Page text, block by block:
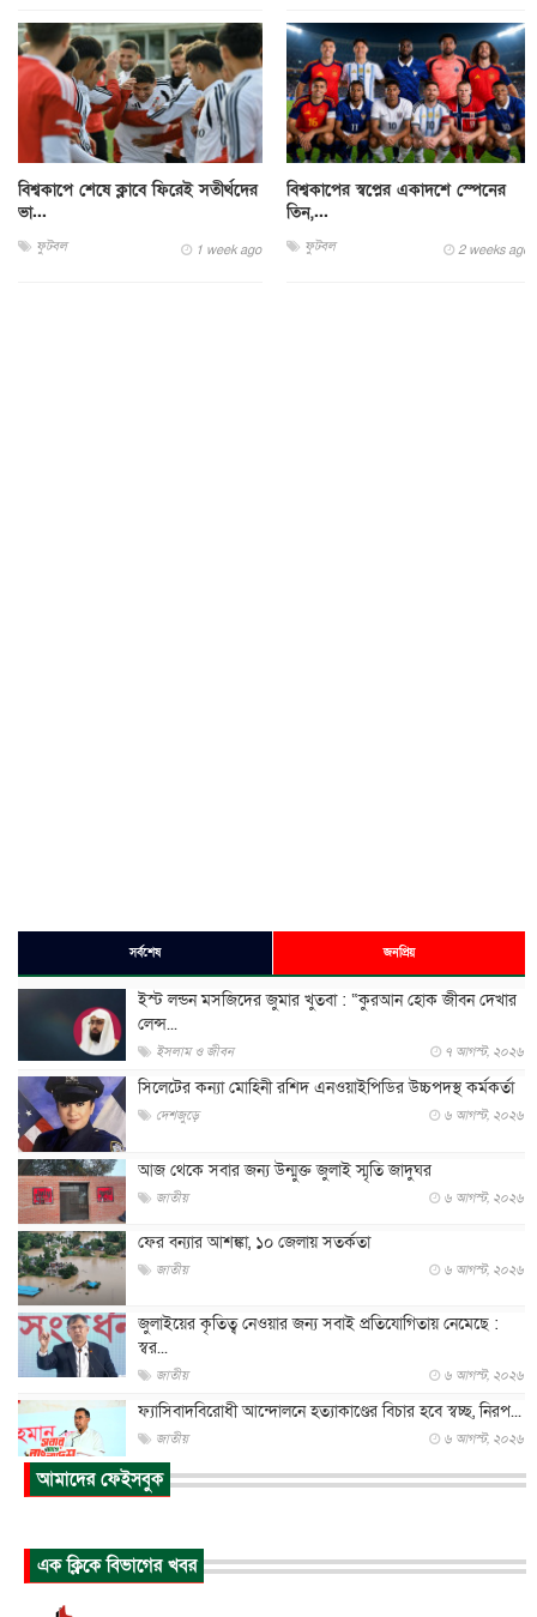
বিশ্বকাপে শেষে ক্লাবে ফিরেই সতীর্থদের
ভা...
ফুটবল 1 week ago
বিশ্বকাপের স্বপ্নের একাদশে স্পেনের
তিন,...
ফুটবল 2 weeks ago
সর্বশেষ জনপ্রিয়
ইস্ট লন্ডন মসজিদের জুমার খুতবা : “কুরআন হোক জীবন দেখার
লেন্স...
ইসলাম ও জীবন ৭ আগস্ট, ২০২৬
সিলেটের কন্যা মোহিনী রশিদ এনওয়াইপিডির উচ্চপদস্থ কর্মকর্তা
দেশজুড়ে ৬ আগস্ট, ২০২৬
আজ থেকে সবার জন্য উন্মুক্ত জুলাই স্মৃতি জাদুঘর
জাতীয় ৬ আগস্ট, ২০২৬
ফের বন্যার আশঙ্কা, ১০ জেলায় সতর্কতা
জাতীয় ৬ আগস্ট, ২০২৬
জুলাইয়ের কৃতিত্ব নেওয়ার জন্য সবাই প্রতিযোগিতায় নেমেছে :
স্বর...
জাতীয় ৬ আগস্ট, ২০২৬
ফ্যাসিবাদবিরোধী আন্দোলনে হত্যাকাণ্ডের বিচার হবে স্বচ্ছ, নিরপ...
জাতীয় ৬ আগস্ট, ২০২৬
ভারত সরকারের কাছে ক্ষমা চাইলেন জাকারবার্গ
আকাশে ট্রাম্পের হেলিকপ্টার ও যাত্রীবাহী বিমান মুখোমুখি, তদন্...
আন্তর্জাতিক
আমাদের ফেইসবুক
এক ক্লিকে বিভাগের খবর